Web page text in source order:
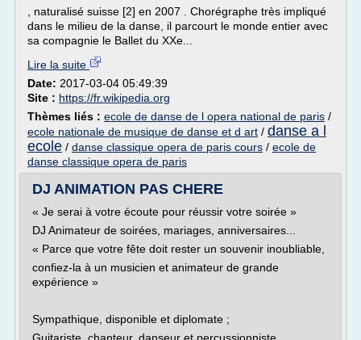
, naturalisé suisse [2] en 2007 . Chorégraphe très impliqué
dans le milieu de la danse, il parcourt le monde entier avec
sa compagnie le Ballet du XXe...
Lire la suite
Date: 2017-03-04 05:49:39
Site : https://fr.wikipedia.org
Thèmes liés : ecole de danse de l opera national de paris /
ecole nationale de musique de danse et d art / danse a l
ecole / danse classique opera de paris cours / ecole de
danse classique opera de paris
DJ ANIMATION PAS CHERE
« Je serai à votre écoute pour réussir votre soirée »
DJ Animateur de soirées, mariages, anniversaires...
« Parce que votre fête doit rester un souvenir inoubliable,
confiez-la à un musicien et animateur de grande
expérience »
Sympathique, disponible et diplomate ;